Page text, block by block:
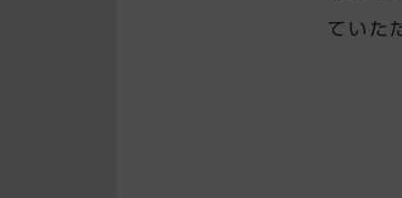
ていた